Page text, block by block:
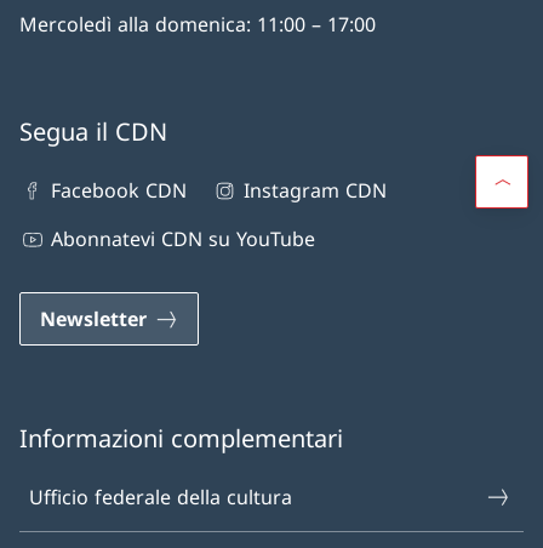
Mercoledì alla domenica: 11:00 – 17:00
Segua il CDN
Facebook CDN
Instagram CDN
Abonnatevi CDN su YouTube
Newsletter
Informazioni complementari
Ufficio federale della cultura